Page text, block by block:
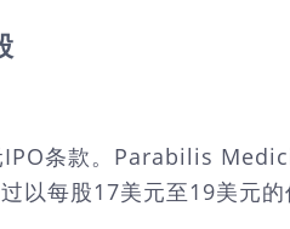
条款。Parabilis
以每股17美元至19美元